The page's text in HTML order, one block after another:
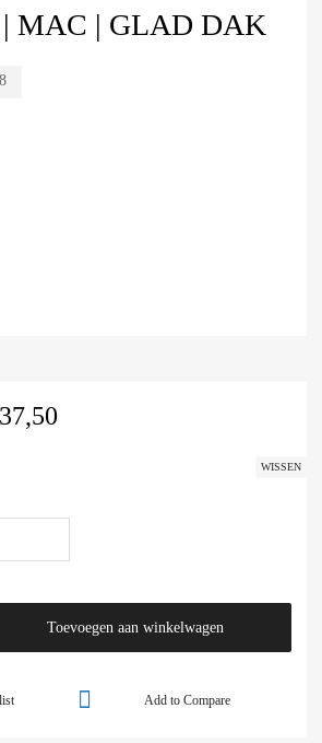
| MAC | GLAD DAK
WISSEN
Toevoegen aan winkelwagen
Add to Compare